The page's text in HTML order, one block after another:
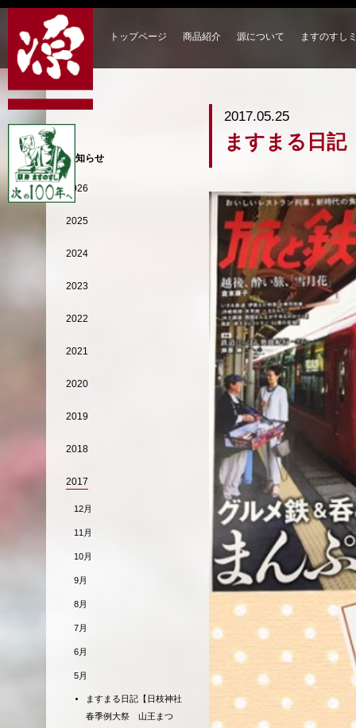
トップページ 商品紹介 源について ますのすし
2017.05.25
ますまる日記
お知らせ
2026
2025
2024
2023
2022
2021
2020
2019
2018
2017
12月
11月
10月
9月
8月
7月
6月
5月
ますまる日記【日枝神社
春季例大祭 山王まつ